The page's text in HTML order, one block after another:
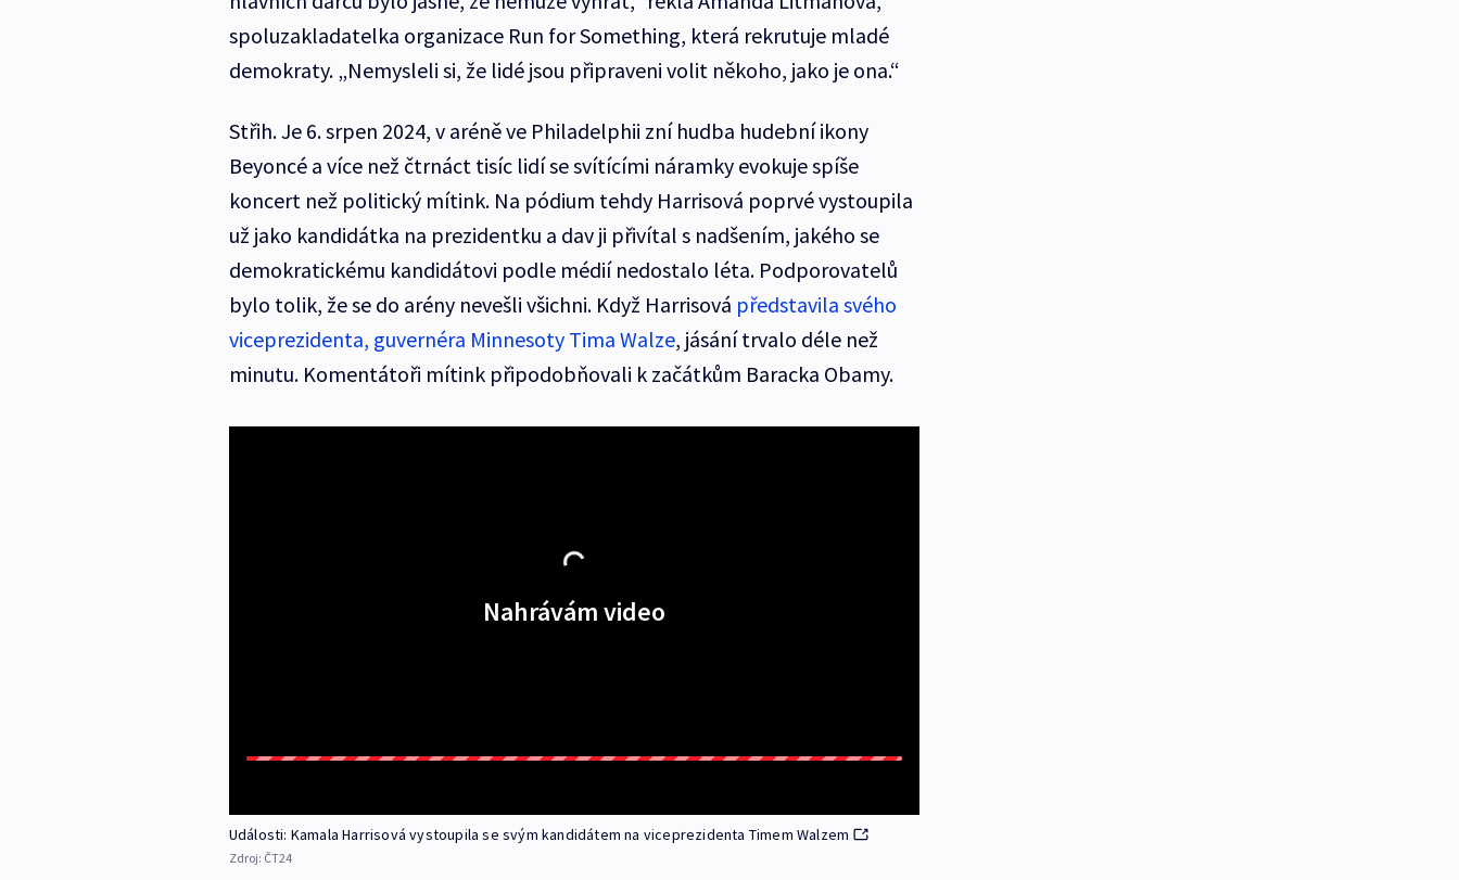
spoluzakladatelka organizace Run for Something, která rekrutuje mladé
demokraty. „Nemysleli si, že lidé jsou připraveni volit někoho, jako je ona.“
Střih. Je 6. srpen 2024, v aréně ve Philadelphii zní hudba hudební ikony
Beyoncé a více než čtrnáct tisíc lidí se svítícími náramky evokuje spíše
koncert než politický mítink. Na pódium tehdy Harrisová poprvé vystoupila
už jako kandidátka na prezidentku a dav ji přivítal s nadšením, jakého se
demokratickému kandidátovi podle médií nedostalo léta. Podporovatelů
bylo tolik, že se do arény nevešli všichni. Když Harrisová představila svého
viceprezidenta, guvernéra Minnesoty Tima Walze, jásání trvalo déle než
minutu. Komentátoři mítink připodobňovali k začátkům Baracka Obamy.
Nahrávám video
Události: Kamala Harrisová vystoupila se svým kandidátem na viceprezidenta Timem Walzem
Zdroj: ČT24